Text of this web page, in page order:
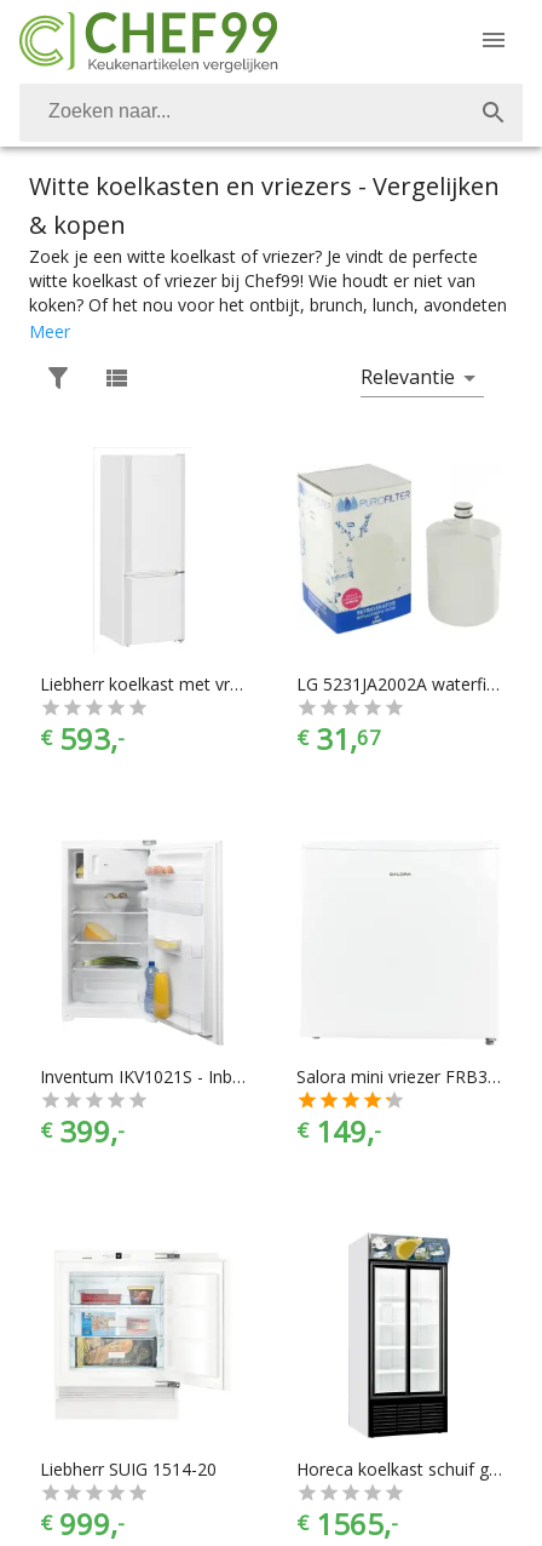
Witte koelkasten en vriezers - Vergelijken
& kopen
Zoek je een witte koelkast of vriezer? Je vindt de perfecte
witte koelkast of vriezer bij Chef99! Wie houdt er niet van
koken? Of het nou voor het ontbijt, brunch, lunch, avondeten
of dessert is. Vanzelfsprekend is het belangrijk om over de
koelkasten en vriezers vind je bij Chef99. Voor het perfect
gekoelde eten en goed bevroren ijs heb je natuurlijk de
product met de juiste specificaties. Of je nou een koelkast of
vriezer zoekt die onder het aanrecht past of een koelkast of
vriezer waar je een heel kerstdiner in op kan slaan, je vindt
makkelijk wat je nodig hebt bij Chef99. En dat alles onder het
mom: “Gemak dient de chef”. Koelkasten en vriezers zijn er te
vinden in alle prijscategorieën, voor ieder is er wel wat wils.
En met ook nog eens de juiste merkselectie vind je makkelijk
Meer
Relevantie
Liebherr koelkast met vriesvak CU 2831-20
€ 593,-
LG 5231JA2002A waterfilter amerikaanse koelkast - lg lt500p
€ 31,67
Inventum IKV1021S - Inbouw koelkast
€ 399,-
Salora mini vriezer FRB3200WH
€ 149,-
Liebherr SUIG 1514-20
€ 999,-
Horeca koelkast schuif glasdeuren | 852 Liter
€ 1565,-